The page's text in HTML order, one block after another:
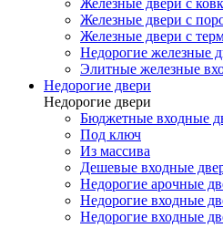
Железные двери с
Железные двери с
Железные двери с
Недорогие железные
Элитные железные
Недорогие двери
Недорогие двери
Бюджетные входные
Под ключ
Из массива
Дешевые входные
Недорогие арочные
Недорогие входные
Недорогие входные